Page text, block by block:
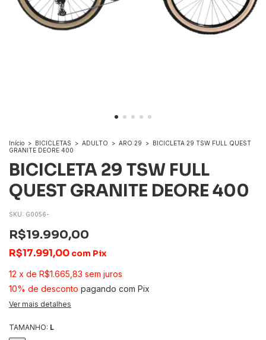
Início > BICICLETAS > ADULTO > ARO 29 > BICICLETA 29 TSW FULL QUEST
GRANITE DEORE 400
BICICLETA 29 TSW FULL
QUEST GRANITE DEORE 400
SKU: G0056-
R$19.990,00
R$17.991,00 com Pix
12 x de R$1.665,83 sem juros
10% de desconto pagando com Pix
Ver mais detalhes
TAMANHO: L